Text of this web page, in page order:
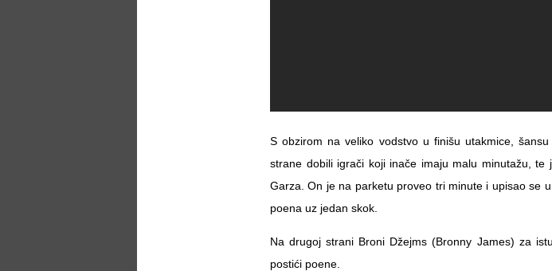
S obzirom na veliko vodstvo u finišu utakmice,
strane dobili igrači koji inače imaju malu minutažu, te
Garza. On je na parketu proveo tri minute i upisao se
poena uz jedan skok.
Na drugoj strani Broni Džejms (Bronny James) za
postići poene.